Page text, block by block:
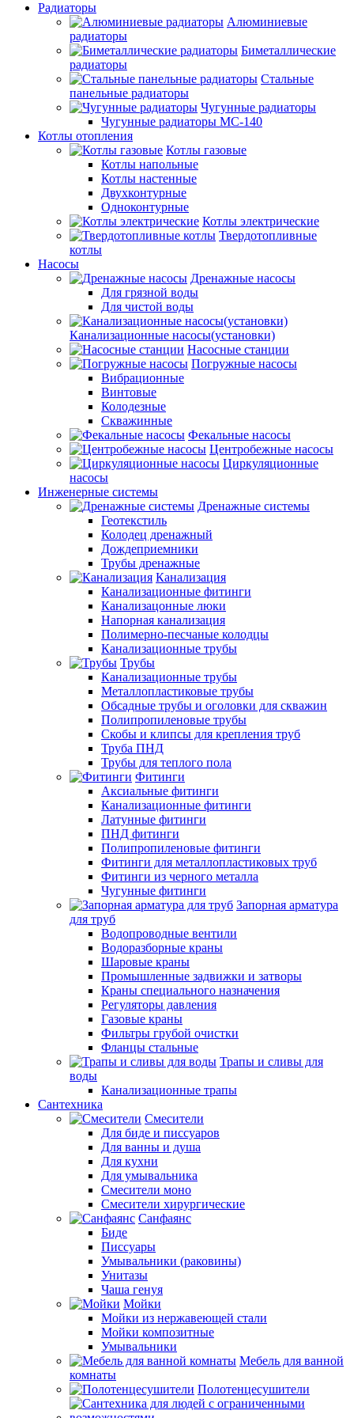
Радиаторы
Алюминиевые
радиаторы
Биметаллические
радиаторы
Стальные
панельные радиаторы
Чугунные радиаторы
Чугунные радиаторы МС-140
Котлы отопления
Котлы газовые
Котлы напольные
Котлы настенные
Двухконтурные
Одноконтурные
Котлы электрические
Твердотопливные
котлы
Насосы
Дренажные насосы
Для грязной воды
Для чистой воды
Канализационные насосы(установки)
Насосные станции
Погружные насосы
Вибрационные
Винтовые
Колодезные
Скважинные
Фекальные насосы
Центробежные насосы
Циркуляционные
насосы
Инженерные системы
Дренажные системы
Геотекстиль
Колодец дренажный
Дождеприемники
Трубы дренажные
Канализация
Канализационные фитинги
Канализацонные люки
Напорная канализация
Полимерно-песчаные колодцы
Канализационные трубы
Трубы
Канализационные трубы
Металлопластиковые трубы
Обсадные трубы и оголовки для скважин
Полипропиленовые трубы
Скобы и клипсы для крепления труб
Труба ПНД
Трубы для теплого пола
Фитинги
Аксиальные фитинги
Канализационные фитинги
Латунные фитинги
ПНД фитинги
Полипропиленовые фитинги
Фитинги для металлопластиковых труб
Фитинги из черного металла
Чугунные фитинги
Запорная арматура
для труб
Водопроводные вентили
Водоразборные краны
Шаровые краны
Промышленные задвижки и затворы
Краны специального назначения
Регуляторы давления
Газовые краны
Фильтры грубой очистки
Фланцы стальные
Трапы и сливы для
воды
Канализационные трапы
Сантехника
Смесители
Для биде и писсуаров
Для ванны и душа
Для кухни
Для умывальника
Смесители моно
Смесители хирургические
Санфаянс
Биде
Писсуары
Умывальники (раковины)
Унитазы
Чаша генуя
Мойки
Мойки из нержавеющей стали
Мойки композитные
Умывальники
Мебель для ванной
комнаты
Полотенцесушители